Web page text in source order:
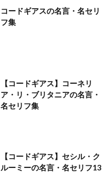
コードギアスの名言・名セリ
フ集
【コードギアス】コーネリ
ア・リ・ブリタニアの名言・
名セリフ集
【コードギアス】セシル・ク
ルーミーの名言・名セリフ13